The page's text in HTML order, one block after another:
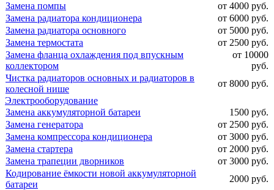
Замена помпы
от 4000 руб.
Замена радиатора кондиционера
от 6000 руб.
Замена радиатора основного
от 5000 руб.
Замена термостата
от 2500 руб.
Замена фланца охлаждения под впускным
коллектором
от 10000
руб.
Чистка радиаторов основных и радиаторов в
колесной нише
от 8000 руб.
Электрооборудование
Замена аккумуляторной батареи
1500 руб.
Замена генератора
от 2500 руб.
Замена компрессора кондиционера
от 3000 руб.
Замена стартера
от 2000 руб.
Замена трапеции дворников
от 3000 руб.
Кодирование ёмкости новой аккумуляторной
батареи
2000 руб.